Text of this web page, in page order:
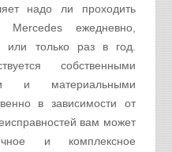
надо ли проходить
Mercedes ежедневно,
или только раз в год.
собственными
и материальными
в зависимости от
вам может
и комплексное